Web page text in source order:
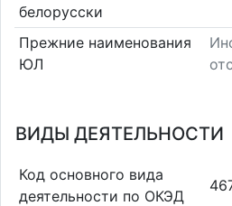
белорусски
Прежние наименования
ЮЛ
ВИДЫ ДЕЯТЕЛЬНОСТИ
Код основного вида
деятельности по ОКЭД